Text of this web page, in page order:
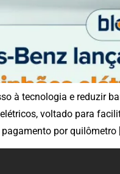
à tecnologia e reduzir
voltado para
por quilômetro